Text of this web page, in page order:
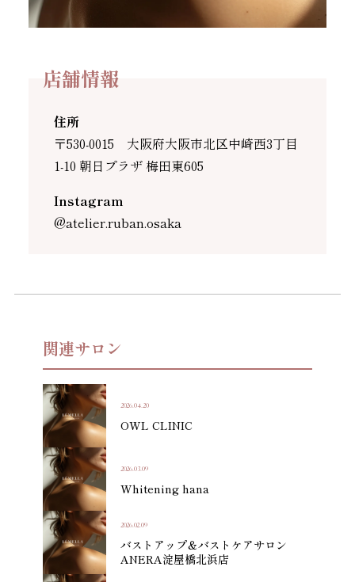
店舗情報
住所
〒530-0015 大阪府大阪市北区中崎西3丁目
1-10 朝日プラザ 梅田東605
Instagram
@atelier.ruban.osaka
関連サロン
2026.04.20
OWL CLINIC
2026.03.09
Whitening hana
2026.02.09
バストアップ＆バストケアサロン
ANERA淀屋橋北浜店